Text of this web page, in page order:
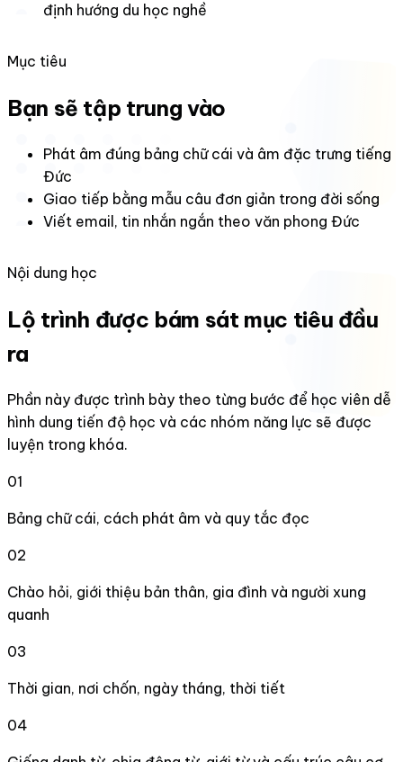
định hướng du học nghề
Mục tiêu
Bạn sẽ tập trung vào
Phát âm đúng bảng chữ cái và âm đặc trưng tiếng
Đức
Giao tiếp bằng mẫu câu đơn giản trong đời sống
Viết email, tin nhắn ngắn theo văn phong Đức
Nội dung học
Lộ trình được bám sát mục tiêu đầu
ra
Phần này được trình bày theo từng bước để học viên dễ
hình dung tiến độ học và các nhóm năng lực sẽ được
luyện trong khóa.
01
Bảng chữ cái, cách phát âm và quy tắc đọc
02
Chào hỏi, giới thiệu bản thân, gia đình và người xung
quanh
03
Thời gian, nơi chốn, ngày tháng, thời tiết
04